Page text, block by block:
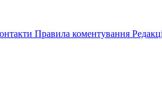
Правила коментування